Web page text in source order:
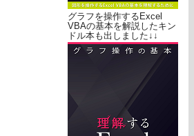
グラフを操作するExcel
VBAの基本を解説したキン
ドル本も出しました↓↓